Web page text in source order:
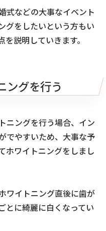
式などの大事なイベント
グをしたいという方もい
説明していきます。
ングを行う
ニングを行う場合、イン
でやすいため、大事な予
ホワイトニングをしまし
ワイトニング直後に歯が
とに綺麗に白くなってい